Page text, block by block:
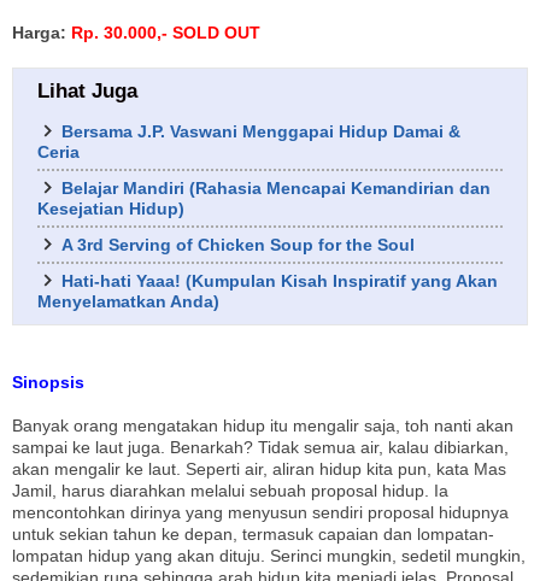
Harga: Rp. 30.000,- SOLD OUT
Lihat Juga
Bersama J.P. Vaswani Menggapai Hidup Damai &
Ceria
Belajar Mandiri (Rahasia Mencapai Kemandirian dan
Kesejatian Hidup)
A 3rd Serving of Chicken Soup for the Soul
Hati-hati Yaaa! (Kumpulan Kisah Inspiratif yang Akan
Menyelamatkan Anda)
Sinopsis
Banyak orang mengatakan hidup itu mengalir saja, toh nanti akan
sampai ke laut juga. Benarkah? Tidak semua air, kalau dibiarkan,
akan mengalir ke laut. Seperti air, aliran hidup kita pun, kata Mas
Jamil, harus diarahkan melalui sebuah proposal hidup. Ia
mencontohkan dirinya yang menyusun sendiri proposal hidupnya
untuk sekian tahun ke depan, termasuk capaian dan lompatan-
lompatan hidup yang akan dituju. Serinci mungkin, sedetil mungkin,
sedemikian rupa sehingga arah hidup kita menjadi jelas. Proposal